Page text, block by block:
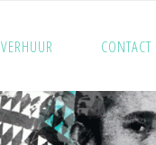
VERHUUR CONTACT